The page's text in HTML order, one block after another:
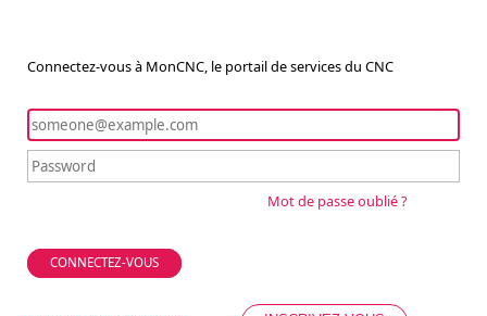
Connectez-vous à MonCNC, le portail de services du CNC
Mot de passe oublié ?
CONNECTEZ-VOUS